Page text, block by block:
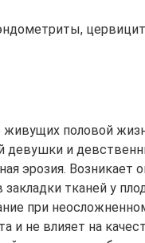
половой
девушки и
эрозия. Возникает
тканей у
при
и не влияет на